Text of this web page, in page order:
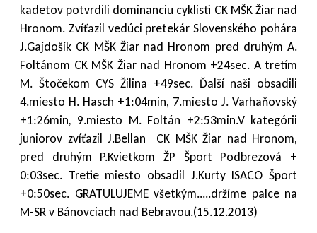
kadetov potvrdili dominanciu cyklisti CK MŠK Žiar nad
Hronom. Zvíťazil vedúci pretekár Slovenského pohára
J.Gajdošík CK MŠK Žiar nad Hronom pred druhým A.
Foltánom CK MŠK Žiar nad Hronom +24sec. A tretím
M. Štočekom CYS Žilina +49sec. Ďalší naši obsadili
4.miesto H. Hasch +1:04min, 7.miesto J. Varhaňovský
+1:26min, 9.miesto M. Foltán +2:53min.V kategórii
juniorov zvíťazil J.Bellan CK MŠK Žiar nad Hronom,
pred druhým P.Kvietkom ŽP Šport Podbrezová +
0:03sec. Tretie miesto obsadil J.Kurty ISACO Šport
+0:50sec. GRATULUJEME všetkým.....držíme palce na
M-SR v Bánovciach nad Bebravou.(15.12.2013)